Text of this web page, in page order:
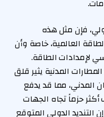
فإن مثل هذه
العالمية، خاصة وأن
لإمدادات الطاقة.
المدنية يثير قلق
المدني، مما قد يدفع
حزماً تجاه الجهات
التنديد الدولي المتوقع